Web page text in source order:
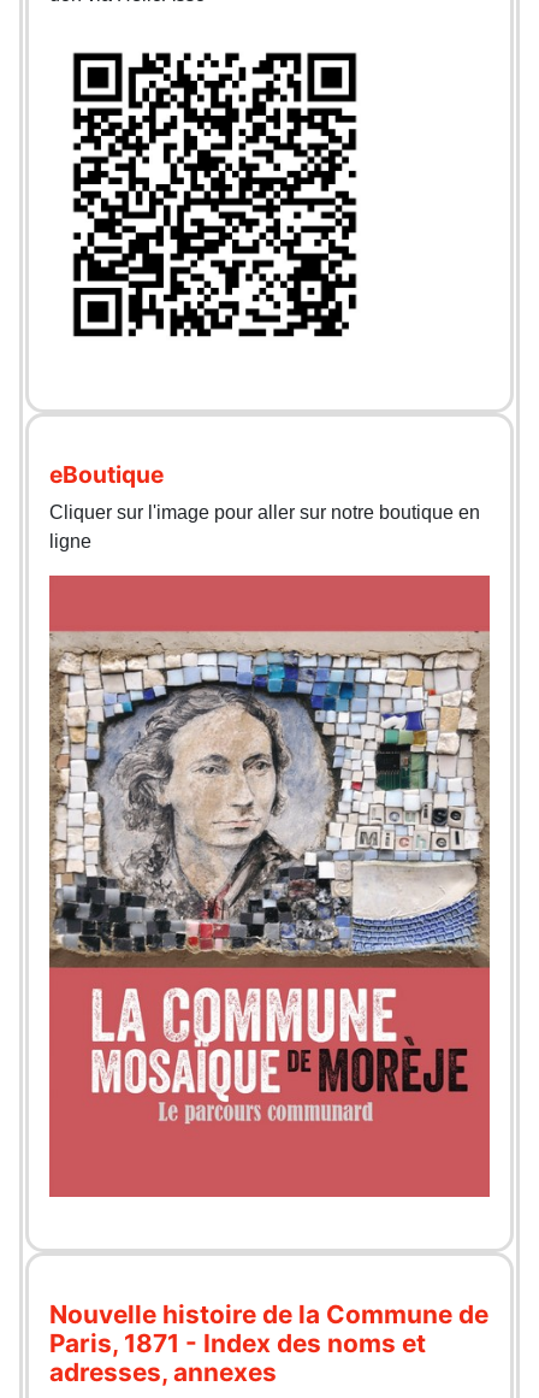
eBoutique
Cliquer sur l'image pour aller sur notre boutique en
ligne
Nouvelle histoire de la Commune de
Paris, 1871 - Index des noms et
adresses, annexes